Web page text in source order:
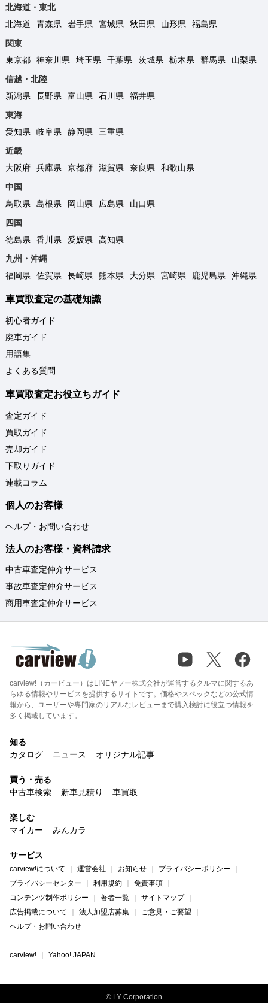
北海道・東北
北海道
青森県 岩手県 宮城県 秋田県 山形県
福島県
関東
東京都
神奈川県 埼玉県 千葉県 茨城県 栃木県 群馬県
山梨県
信越・北陸
新潟県
長野県 富山県 石川県
福井県
東海
愛知県
岐阜県 静岡県
三重県
近畿
大阪府
兵庫県 京都府 滋賀県 奈良県
和歌山県
中国
鳥取県
島根県 岡山県 広島県
山口県
四国
徳島県
香川県 愛媛県
高知県
九州・沖縄
福岡県
佐賀県 長崎県 熊本県 大分県 宮崎県 鹿児島県 沖縄県
車買取査定の基礎知識
初心者ガイド
廃車ガイド
用語集
よくある質問
車買取査定お役立ちガイド
査定ガイド
買取ガイド
売却ガイド
下取りガイド
連載コラム
個人のお客様
ヘルプ・お問い合わせ
法人のお客様・資料請求
中古車査定仲介サービス
事故車査定仲介サービス
商用車査定仲介サービス
carview!（カービュー）はLINEヤフー株式会社が運営するクルマに関するあ
らゆる情報やサービスを提供するサイトです。価格やスペックなどの公式情
報から、ユーザーや専門家のリアルなレビューまで購入検討に役立つ情報を
多く掲載しています。
知る
カタログ
ニュース オリジナル記事
買う・売る
中古車検索
新車見積り 車買取
楽しむ
マイカー
みんカラ
サービス
carview!について 運営会社 お知らせ
プライバシーポリシー
プライバシーセンター
利用規約
免責事項
コンテンツ制作ポリシー
著者一覧
サイトマップ
広告掲載について
法人加盟店募集
ご意見・ご要望
ヘルプ・お問い合わせ
carview! Yahoo! JAPAN
© LY Corporation